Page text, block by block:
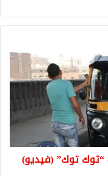
توك” (فيديو)